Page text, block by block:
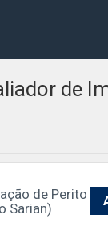
de
de Perito
Sarian)